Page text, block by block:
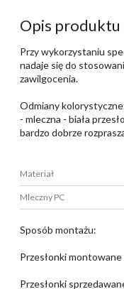
Opis produktu
Przy wykorzystaniu
nadaje się do
zawilgocenia.
Odmiany
- mleczna - biała
bardzo dobrze
Materiał
Mleczny PC
Sposób montażu:
Przesłonki
Przesłonki